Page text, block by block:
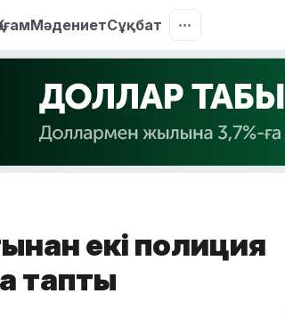
МәдениетСұқбат
екі полиция
тапты